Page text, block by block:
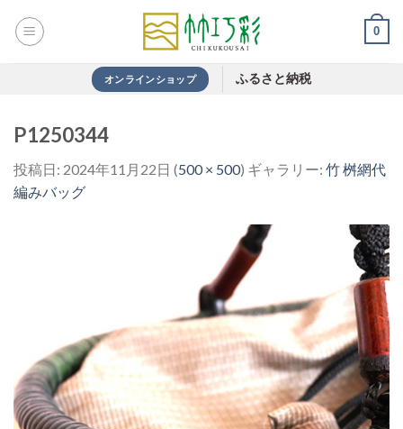
0
オンラインショップ ふるさと納税
P1250344
投稿日: 2024年11月22日 (500 × 500) ギャラリー: 竹 桝網代
編みバッグ